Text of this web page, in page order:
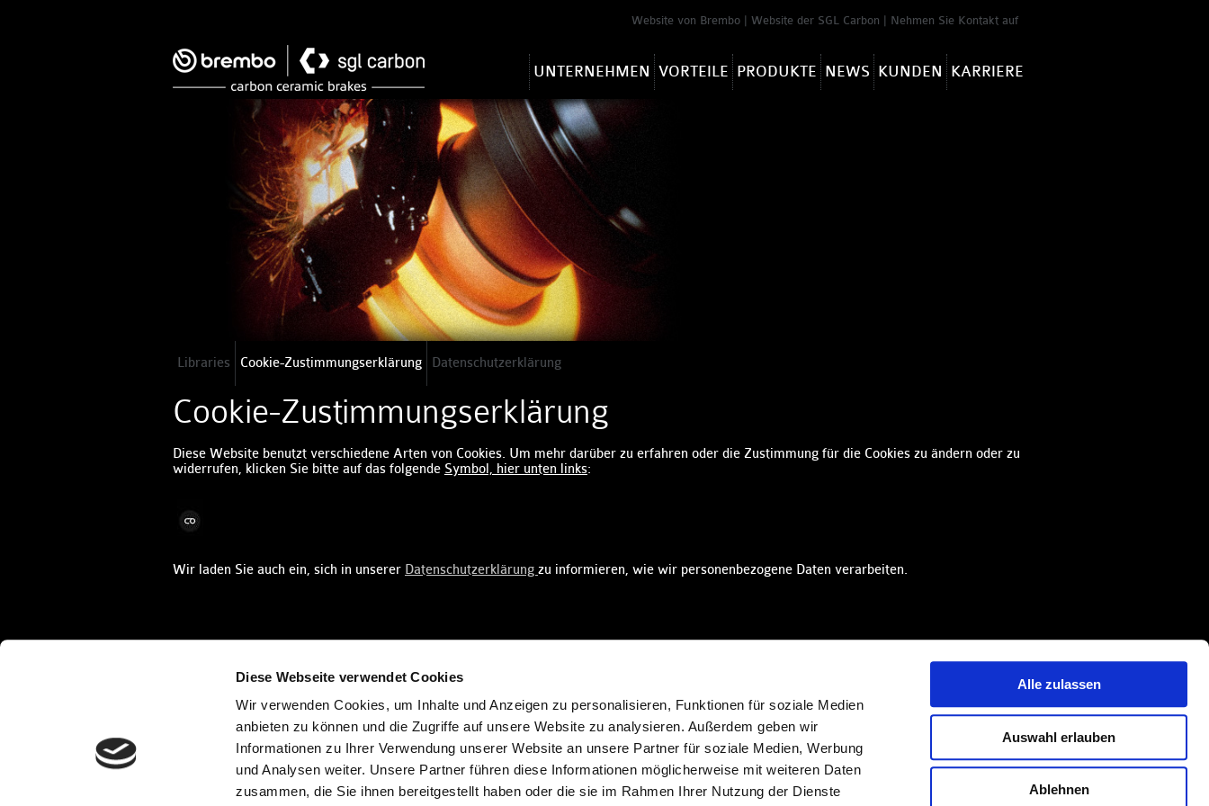
Diese Webseite verwendet Cookies
Wir verwenden Cookies, um Inhalte und Anzeigen zu personalisieren, Funktionen für soziale Medien
anbieten zu können und die Zugriffe auf unsere Website zu analysieren. Außerdem geben wir
Informationen zu Ihrer Verwendung unserer Website an unsere Partner für soziale Medien, Werbung
und Analysen weiter. Unsere Partner führen diese Informationen möglicherweise mit weiteren Daten
zusammen, die Sie ihnen bereitgestellt haben oder die sie im Rahmen Ihrer Nutzung der Dienste
Alle zulassen
Auswahl erlauben
Ablehnen
Website von Brembo Website der SGL Carbon Nehmen Sie Kontakt auf
UNTERNEHMEN VORTEILE PRODUKTE NEWS KUNDEN KARRIERE
Libraries Cookie-Zustimmungserklärung Datenschutzerklärung
Cookie-Zustimmungserklärung
Diese Website benutzt verschiedene Arten von Cookies. Um mehr darüber zu erfahren oder die Zustimmung für die Cookies zu ändern oder zu
widerrufen, klicken Sie bitte auf das folgende Symbol, hier unten links:​​​​​​​​​
Wir laden Sie auch ein, sich in unserer Datenschutzerklärung zu informieren, wie wir personenbezogene Daten verarbeiten.
Privacy Policy